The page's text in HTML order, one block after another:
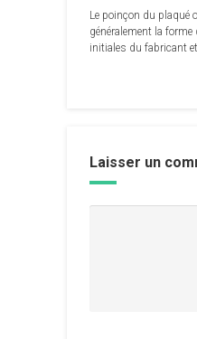
Le poinçon du plaqué
généralement la forme
initiales du fabricant
Laisser un